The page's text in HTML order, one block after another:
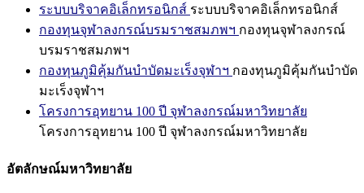
ระบบบริจาคอิเล็กทรอนิกส์ ระบบบริจาคอิเล็กทรอนิกส์
กองทุนจุฬาลงกรณ์บรมราชสมภพฯ กองทุนจุฬาลงกรณ์
บรมราชสมภพฯ
กองทุนภูมิคุ้มกันบำบัดมะเร็งจุฬาฯ กองทุนภูมิคุ้มกันบำบัด
มะเร็งจุฬาฯ
โครงการอุทยาน 100 ปี จุฬาลงกรณ์มหาวิทยาลัย
โครงการอุทยาน 100 ปี จุฬาลงกรณ์มหาวิทยาลัย
อัตลักษณ์มหาวิทยาลัย